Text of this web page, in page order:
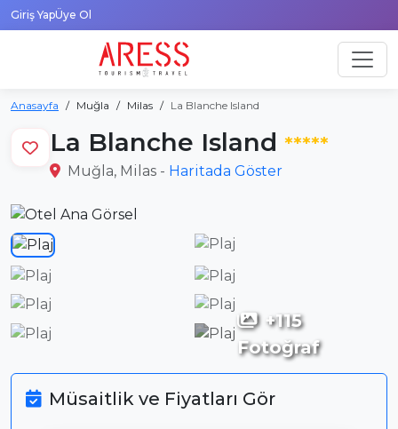
Giriş YapÜye Ol
Anasayfa Muğla Milas La Blanche Island
La Blanche Island *****
Muğla, Milas - Haritada Göster
+115
Fotoğraf
Müsaitlik ve Fiyatları Gör